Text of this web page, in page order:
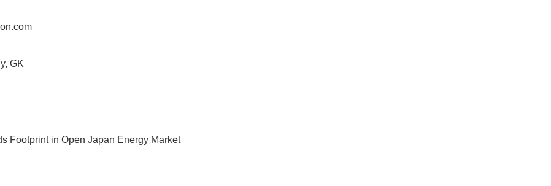
GK
Footprint in Open Japan Energy Market